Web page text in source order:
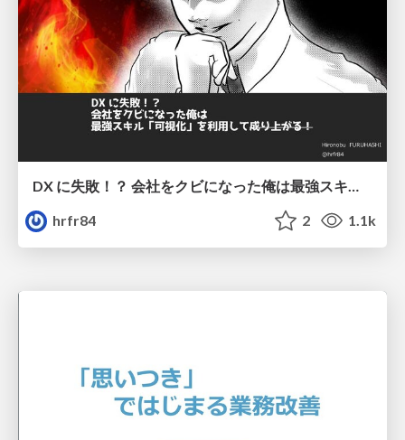
DX に失敗！？ 会社をクビになった俺は最強スキル「可視化」を利用して成り上がる！
hrfr84
2 1.1k